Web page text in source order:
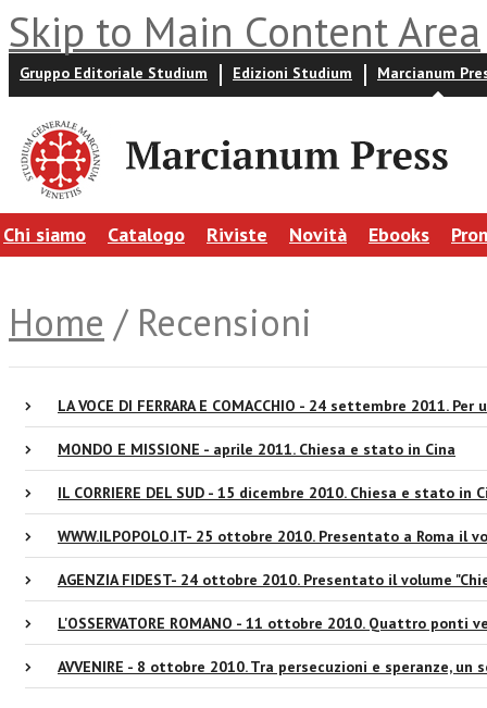
Skip to Main Content Area
Gruppo Editoriale Studium Edizioni Studium Marcianum
Chi siamo Catalogo Riviste Novità Ebooks
Home / Recensioni
LA VOCE DI FERRARA E COMACCHIO - 24 settembre 2011.
MONDO E MISSIONE - aprile 2011. Chiesa e stato in Cina
IL CORRIERE DEL SUD - 15 dicembre 2010. Chiesa e stato in
WWW.ILPOPOLO.IT- 25 ottobre 2010. Presentato a Roma il
AGENZIA FIDEST- 24 ottobre 2010. Presentato il volume
L'OSSERVATORE ROMANO - 11 ottobre 2010. Quattro ponti
AVVENIRE - 8 ottobre 2010. Tra persecuzioni e speranze, un